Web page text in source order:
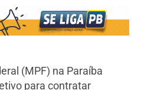
(MPF) na Paraíba
para contratar